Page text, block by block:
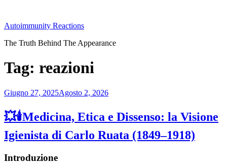
contenuto
Autoimmunity Reactions
The Truth Behind The Appearance
Tag: reazioni
Pubblicato
Giugno 27, 2025Agosto 2, 2026
💥🕯️Medicina, Etica e Dissenso: la Visione
Igienista di Carlo Ruata (1849–1918)
Introduzione